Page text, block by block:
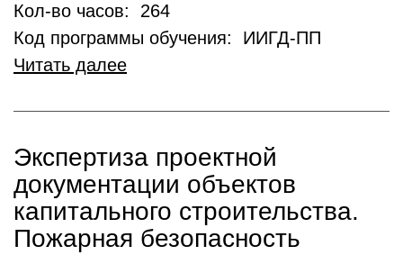
Кол-во часов: 264
Код программы обучения: ИИГД-ПП
Читать далее
Экспертиза проектной
документации объектов
капитального строительства.
Пожарная безопасность